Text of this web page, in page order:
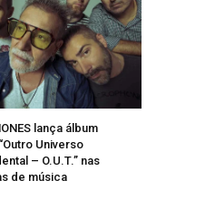
lança álbum
Universo
– O.U.T.” nas
de música